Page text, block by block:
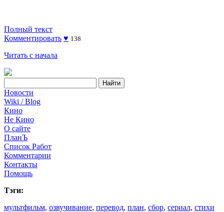
Полный текст
Комментировать ♥ 138
Читать с начала
Новости
Wiki / Blog
Кино
Не Кино
О сайте
ПланЪ
Список Работ
Комментарии
Контакты
Помощь
Тэги:
мультфильм, озвучивание, перевод, план, сбор, сериал, стихи